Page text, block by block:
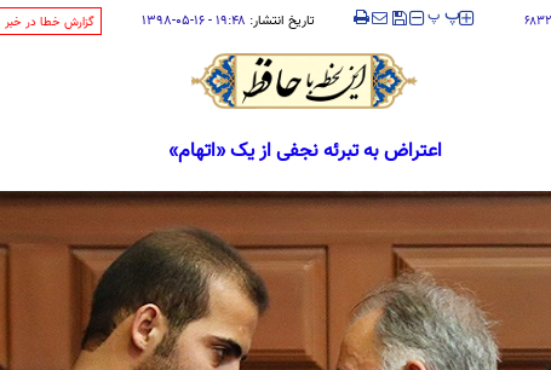
‍‍‍ پ پ تاریخ انتشار: ۱۹:۴۸ - ۱۶-۰۵-۱۳۹۸ ‌گزارش خطا در خبر
اعتراض به تبرئه نجفی از یک «اتهام»